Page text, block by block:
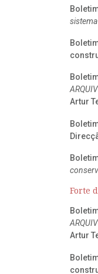
Artur
Forte
Artur